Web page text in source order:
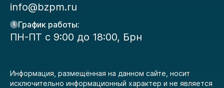
info@bzpm.ru
График работы:
ПН-ПТ с 9:00 до 18:00, Брн
Информация, размещённая на данном сайте, носит
исключительно информационный характер и не является